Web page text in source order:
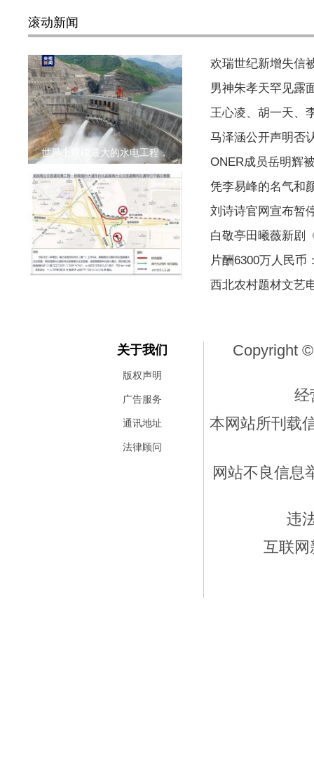
滚动新闻
世界上规模最大的水电工程，
海口市龙昆南立交匝道工程将
欢瑞世纪新增失信
男神朱孝天罕见露
王心凌、胡一天、
马泽涵公开声明否
ONER成员岳明辉
凭李易峰的名气和
刘诗诗官网宣布暂
白敬亭田曦薇新剧
片酬6300万人民币
西北农村题材文艺
关于我们
版权声明
广告服务
通讯地址
法律顾问
Copyright
经
本网站所刊载
网站不良信息
违
互联网